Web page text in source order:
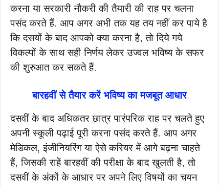
करना या सरकारी नौकरी की तैयारी की राह पर चलना
पसंद करते हैं. आप अगर अभी तक यह तय नहीं कर पाये है
कि दसयों के बाद आपको क्या करना है, तो दिये गये
विकल्पों के साथ सही निर्णय लेकर उज्वल भविष्य के सफर
की शुरुआत कर सकते हैं.
बारहवीं से तैयार करें भविष्य का मजबूत आधार
दसवीं के बाद अधिकतर छात्र पारंपरिक राह पर चलते हुए
अपनी स्कूली पढ़ाई पूरी करना पसंद करते हैं. आप अगर
मेडिकल, इंजीनियरिंग या ऐसे करियर में आगे बढ़ना चाहते
हैं, जिसकी राहें बारहवीं की परीक्षा के बाद खुलती है, तो
दसवीं के अंकों के आधार पर अपने लिए विषयों का चयन